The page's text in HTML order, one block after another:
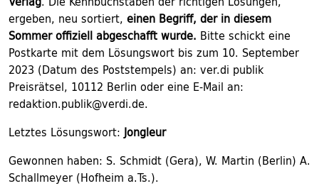
ergeben, neu sortiert, einen Begriff, der in diesem
Sommer offiziell abgeschafft wurde. Bitte schickt eine
Postkarte mit dem Lösungswort bis zum 10. September
2023 (Datum des Poststempels) an: ver.di publik
Preisrätsel, 10112 Berlin oder eine E-Mail an:
redaktion.publik@verdi.de.
Letztes Lösungswort:Jongleur
Gewonnen haben: S. Schmidt (Gera), W. Martin (Berlin) A.
Schallmeyer (Hofheim a.Ts.).